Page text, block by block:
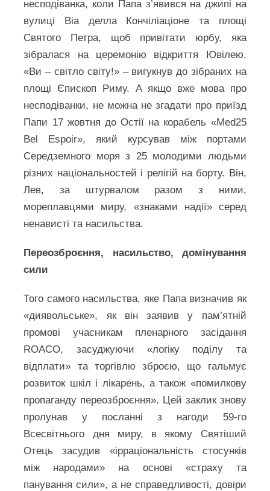
несподіванка, коли Папа з’явився на джипі на
вулиці Віа делла Кончіліаціоне та площі
Святого Петра, щоб привітати юрбу, яка
зібралася на церемонію відкриття Ювілею.
«Ви – світло світу!» – вигукнув до зібраних на
площі Єпископ Риму. А якщо вже мова про
несподіванки, не можна не згадати про приїзд
Папи 17 жовтня до Остії на корабель «Med25
Bel Espoir», який курсував між портами
Середземного моря з 25 молодими людьми
різних національностей і релігій на борту. Він,
Лев, за штурвалом разом з ними,
мореплавцями миру, «знаками надії» серед
ненависті та насильства.
Переозброєння, насильство, домінування
сили
Того самого насильства, яке Папа визначив як
«диявольське», як він заявив у пам’ятній
промові учасникам пленарного засідання
ROACO, засуджуючи «логіку поділу та
відплати» та торгівлю зброєю, що гальмує
розвиток шкіл і лікарень, а також «помилкову
пропаганду переозброєння». Цей заклик знову
пролунав у посланні з нагоди 59-го
Всесвітнього дня миру, в якому Святіший
Отець засудив «ірраціональність стосунків
між народами» на основі «страху та
панування сили», а не справедливості, довіри